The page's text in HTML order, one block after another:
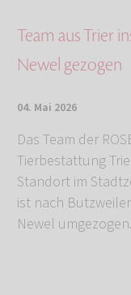
Team aus Trier
Newel gezogen
04. Mai 2026
Das Team der
Tierbestattung
Standort im
ist nach
Newel umgezogen.